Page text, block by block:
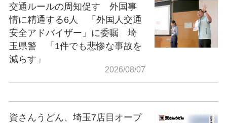
交通ルールの周知促す 外国事
情に精通する6人 「外国人交通
安全アドバイザー」に委嘱 埼
玉県警 「1件でも悲惨な事故を
減らす」
2026/08/07
資さんうどん、埼玉7店目オープ